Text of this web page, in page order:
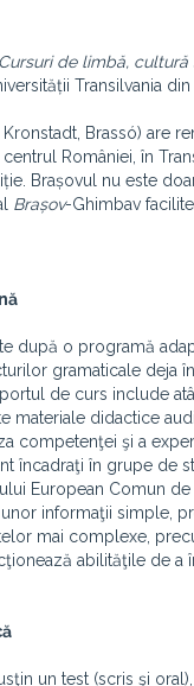
Cursuri de limbă,
Transilvania
Brassó) are
României, în
Brașovul nu este
Brașov-Ghimbav
după o programă
gramaticale deja
de curs include
materiale didactice
competenţei şi a
încadraţi în grupe de
European Comun de
informaţii simple,
mai complexe,
abilităţile de
un test (scris şi